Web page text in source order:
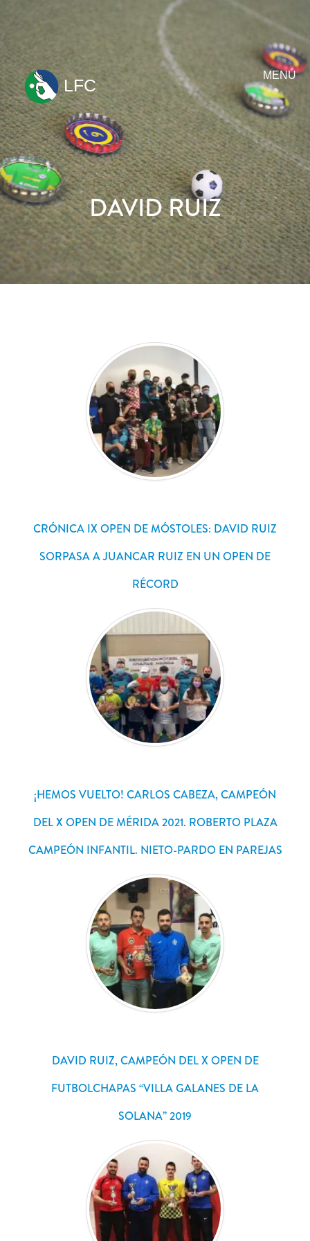
MENÚ
ir
al
contenido
LFC
DAVID RUIZ
CRÓNICA IX OPEN DE MÓSTOLES: DAVID RUIZ
SORPASA A JUANCAR RUIZ EN UN OPEN DE
RÉCORD
¡HEMOS VUELTO! CARLOS CABEZA, CAMPEÓN
DEL X OPEN DE MÉRIDA 2021. ROBERTO PLAZA
CAMPEÓN INFANTIL. NIETO-PARDO EN PAREJAS
DAVID RUIZ, CAMPEÓN DEL X OPEN DE
FUTBOLCHAPAS “VILLA GALANES DE LA
SOLANA” 2019